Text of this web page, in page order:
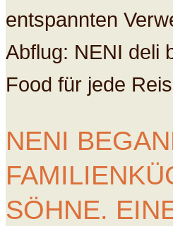
entspannten
Abflug: NENI deli
Food für jede
NENI
SÖHNE.